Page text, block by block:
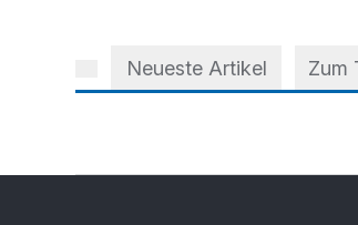
Neueste Artikel Zum